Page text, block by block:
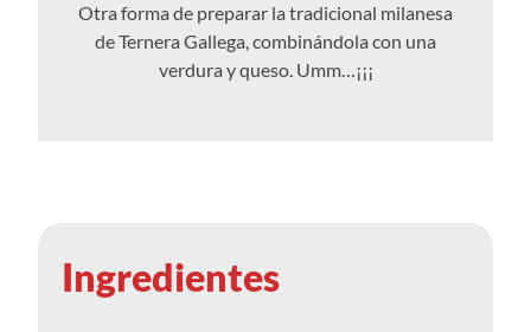
Otra forma de preparar la tradicional milanesa
de Ternera Gallega, combinándola con una
verdura y queso. Umm…¡¡¡
Ingredientes